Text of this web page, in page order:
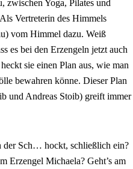
zwischen Yoga, Pilates und
Vertreterin des Himmels
vom Himmel dazu. Weiß
es bei den Erzengeln jetzt auch
sie einen Plan aus, wie man
bewahren könne. Dieser Plan
und Andreas Stoib) greift immer
der Sch… hockt, schließlich ein?
Erzengel Michaela? Geht’s am